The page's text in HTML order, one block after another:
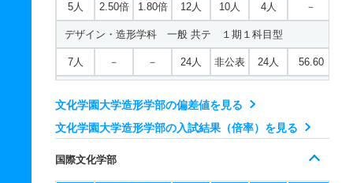
ファッションクリエイション学科 推薦 推薦型公募制１
期
75人 － － 89人 非公表 87人 －
15人 1倍 － 2人 2人
5人 2.50倍 1.80倍 12人 10人 4人 －
デザイン・造形学科 一般 共テ １期１科目型
7人 － － 24人 非公表 24人 56.60
文化学園大学造形学部の偏差値を見る
文化学園大学造形学部の入試結果（倍率）を見る
国際文化学部